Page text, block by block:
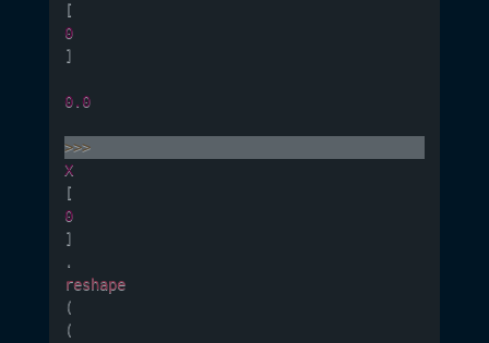
[
0
]
0.0
>>>
X
[
0
]
.
reshape
(
(